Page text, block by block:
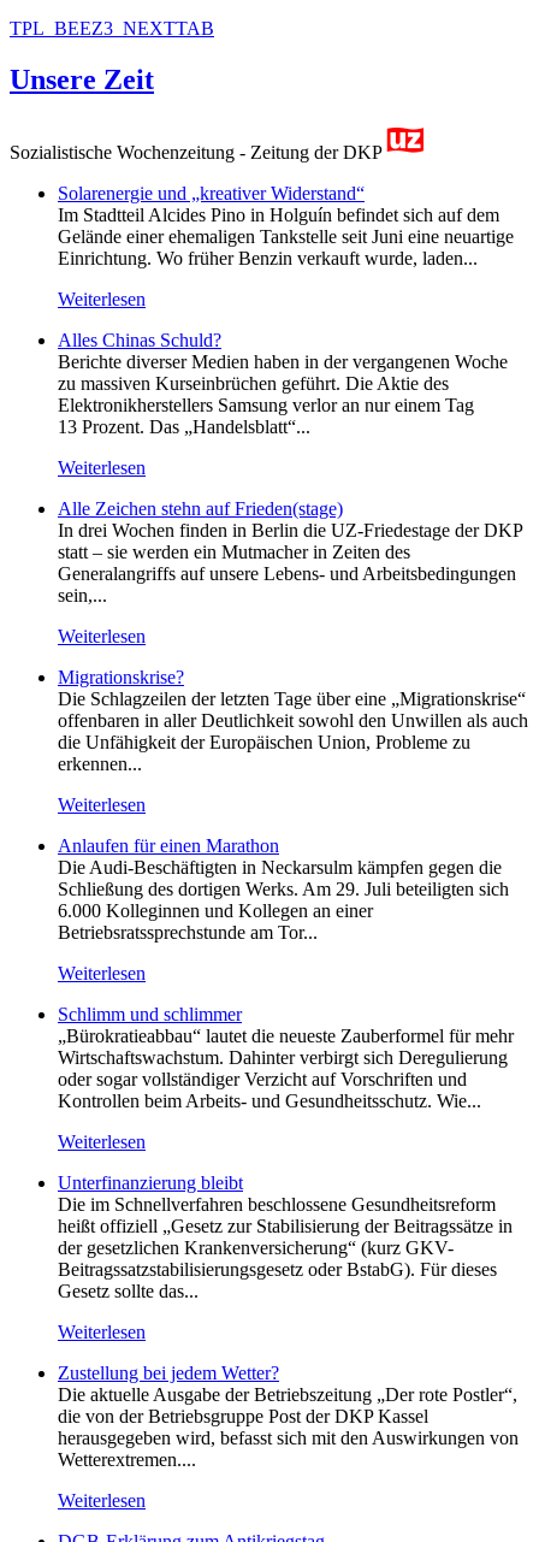
TPL_BEEZ3_NEXTTAB
Unsere Zeit
Sozialistische Wochenzeitung - Zeitung der DKP
Solarenergie und „kreativer Widerstand“
Im Stadtteil Alcides Pino in Holguín befindet sich auf dem
Gelände einer ehemaligen Tankstelle seit Juni eine neuartige
Einrichtung. Wo früher Benzin verkauft wurde, laden...
Weiterlesen
Alles Chinas Schuld?
Berichte diverser Medien haben in der vergangenen Woche
zu massiven Kurseinbrüchen geführt. Die Aktie des
Elektronikherstellers Samsung verlor an nur einem Tag
13 Prozent. Das „Handelsblatt“...
Weiterlesen
Alle Zeichen stehn auf Frieden(stage)
In drei Wochen finden in Berlin die UZ-Friedestage der DKP
statt – sie werden ein Mutmacher in Zeiten des
Generalangriffs auf unsere Lebens- und Arbeitsbedingungen
sein,...
Weiterlesen
Migrationskrise?
Die Schlagzeilen der letzten Tage über eine „Migrationskrise“
offenbaren in aller Deutlichkeit sowohl den Unwillen als auch
die Unfähigkeit der Europäischen Union, Probleme zu
erkennen...
Weiterlesen
Anlaufen für einen Marathon
Die Audi-Beschäftigten in Neckarsulm kämpfen gegen die
Schließung des dortigen Werks. Am 29. Juli beteiligten sich
6.000 Kolleginnen und Kollegen an einer
Betriebsratssprechstunde am Tor...
Weiterlesen
Schlimm und schlimmer
„Bürokratieabbau“ lautet die neueste Zauberformel für mehr
Wirtschaftswachstum. Dahinter verbirgt sich Deregulierung
oder sogar vollständiger Verzicht auf Vorschriften und
Kontrollen beim Arbeits- und Gesundheitsschutz. Wie...
Weiterlesen
Unterfinanzierung bleibt
Die im Schnellverfahren beschlossene Gesundheitsreform
heißt offiziell „Gesetz zur Stabilisierung der Beitragssätze in
der gesetzlichen Krankenversicherung“ (kurz GKV-
Beitragssatzstabilisierungsgesetz oder BstabG). Für dieses
Gesetz sollte das...
Weiterlesen
Zustellung bei jedem Wetter?
Die aktuelle Ausgabe der Betriebszeitung „Der rote Postler“,
die von der Betriebsgruppe Post der DKP Kassel
herausgegeben wird, befasst sich mit den Auswirkungen von
Wetterextremen....
Weiterlesen